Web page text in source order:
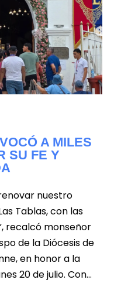
A MILES
SU FE Y
nuestro
Tablas, con las
recalcó monseñor
de la Diócesis de
en honor a la
20 de julio. Con…